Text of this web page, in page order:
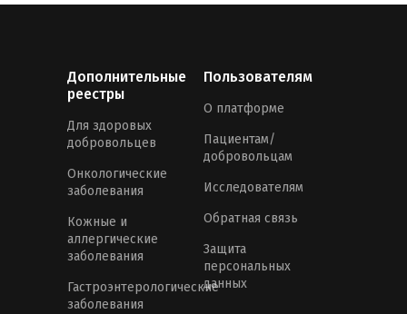
Дополнительные
реестры
Для здоровых
добровольцев
Онкологические
заболевания
Кожные и
аллергические
заболевания
Гастроэнтерологические
заболевания
Пользователям
О платформе
Пациентам/
добровольцам
Исследователям
Обратная связь
Защита
персональных
данных